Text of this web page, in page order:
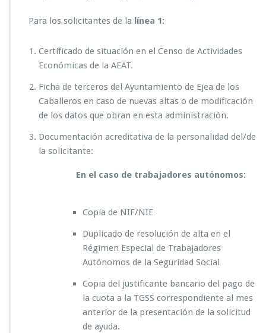
m
e
t
o
s
d
b
r
t
a
r?
Para los solicitantes de la línea 1:
Certificado de situación en el Censo de Actividades
Económicas de la AEAT.
Ficha de terceros del Ayuntamiento de Ejea de los
Caballeros en caso de nuevas altas o de modificación
de los datos que obran en esta administración.
Documentación acreditativa de la personalidad del/de
la solicitante:
En el caso de trabajadores autónomos:
Copia de NIF/NIE
Duplicado de resolución de alta en el
Régimen Especial de Trabajadores
Autónomos de la Seguridad Social
Copia del justificante bancario del pago de
la cuota a la TGSS correspondiente al mes
anterior de la presentación de la solicitud
de ayuda.